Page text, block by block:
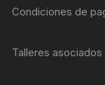
Condiciones de
Talleres asociados